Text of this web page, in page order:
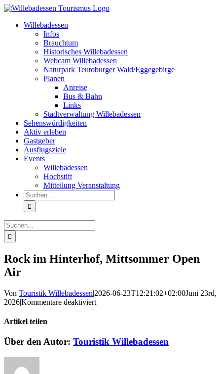
Zum
springenWillebadessen
Infos
Brauchtum
Historisches Willebadessen
Webcam Willebadessen
Naturpark Teutoburger Wald/Eggegebirge
Planen
Anreise
Bus & Bahn
Links
Stadtverwaltung Willebadessen
Sehenswürdigkeiten
Aktiv erleben
Gastgeber
Ausflugsziele
Events
Willebadessen
Hochstift
Mitteilung Veranstaltung
Suche
nach:
Suche
nach:
Rock im Hinterhof, Mittsommer Open
Air
Von Touristik Willebadessen|2026-06-23T12:21:02+02:00Juni 23rd,
2026|Kommentare deaktiviertfür
Mittsommer
Open
Artikel teilen
Facebook
X
Reddit
LinkedIn
WhatsApp
Pinterest
Vk
E-
Über den Autor: Touristik Willebadessen